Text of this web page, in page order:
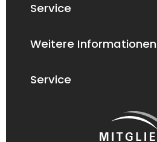
Service
Weitere Informationen
Service